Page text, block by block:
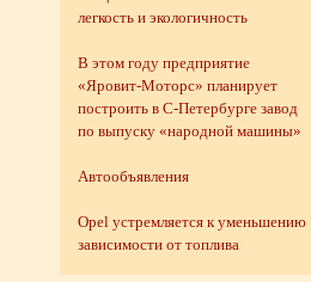
легкость и экологичность
В этом году предприятие
«Яровит-Моторс» планирует
построить в С-Петербурге завод
по выпуску «народной машины»
Автообъявления
Opel устремляется к уменьшению
зависимости от топлива